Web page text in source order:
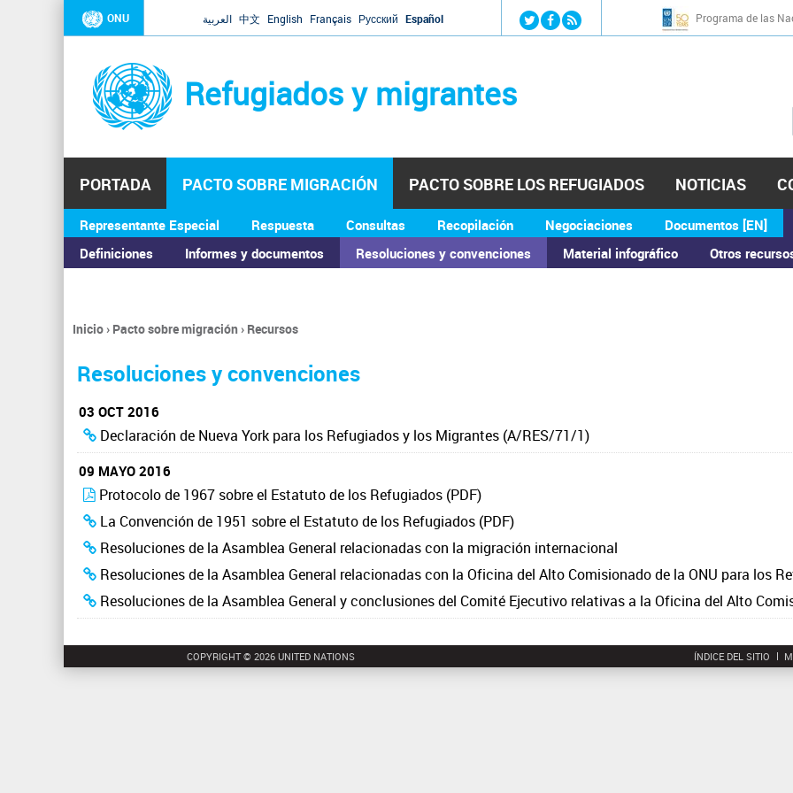
Jump to navigation
ONU العربية 中文 English Français Русский Español Programa de las
Refugiados y migrantes
PORTADA PACTO SOBRE MIGRACIÓN
Representante Especial Respuesta Consultas Recopilación Negociaciones Documentos [EN]
Definiciones
Informes y documentos Resoluciones y convenciones Material infográfico Otros
PACTO SOBRE LOS REFUGIADOS NOTICIAS
ASAMBLEA GENERAL
Se
encuentra
usted
aquí
Inicio› Pacto sobre migración› Recursos
Resoluciones y convenciones
03 OCT 2016
Declaración de Nueva York para los Refugiados y los Migrantes (A/RES/71/1)
09 MAYO 2016
Protocolo de 1967 sobre el Estatuto de los Refugiados (PDF)
La Convención de 1951 sobre el Estatuto de los Refugiados (PDF)
Resoluciones de la Asamblea General relacionadas con la migración internacional
Resoluciones de la Asamblea General relacionadas con la Oficina del Alto Comisionado de la ONU para los
Resoluciones de la Asamblea General y conclusiones del Comité Ejecutivo relativas a la Oficina del Alto
COPYRIGHT © 2026 UNITED NATIONS ÍNDICE DEL SITIO